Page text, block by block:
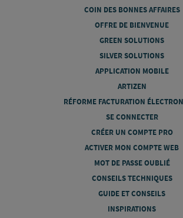
COIN DES BONNES AFFAIRES
OFFRE DE BIENVENUE
GREEN SOLUTIONS
SILVER SOLUTIONS
APPLICATION MOBILE
ARTIZEN
RÉFORME FACTURATION
SE CONNECTER
CRÉER UN COMPTE PRO
ACTIVER MON COMPTE WEB
MOT DE PASSE OUBLIÉ
CONSEILS TECHNIQUES
GUIDE ET CONSEILS
INSPIRATIONS